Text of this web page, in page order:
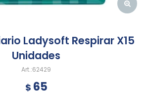
Ladysoft Respirar X15
Unidades
62429
$ 65